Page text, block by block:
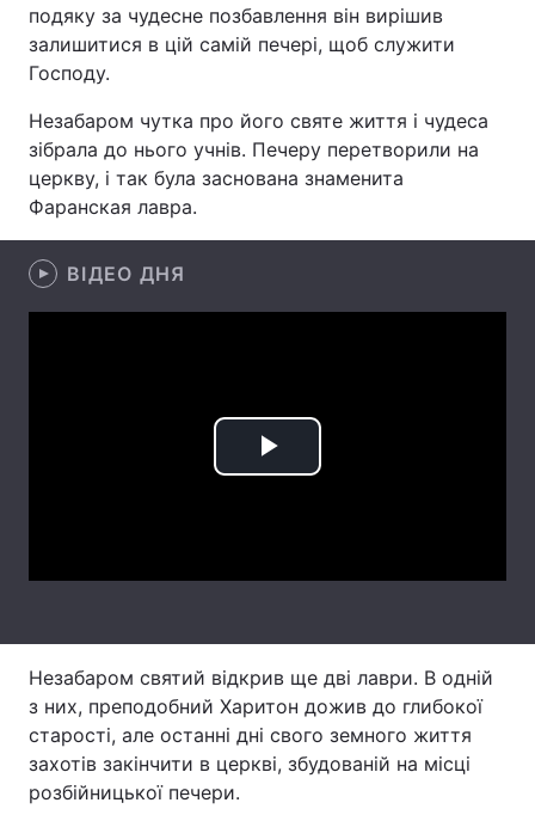
Техно і зв'язок Лайт
Зброя
Здоров'я Туризм
Цікавинки Погода
Лонгріди
подяку за чудесне позбавлення він вирішив
залишитися в цій самій печері, щоб служити
Господу.
Незабаром чутка про його святе життя і чудеса
зібрала до нього учнів. Печеру перетворили на
церкву, і так була заснована знаменита
Фаранская лавра.
ВІДЕО ДНЯ
Play
Незабаром святий відкрив ще дві лаври. В одній
з них, преподобний Харитон дожив до глибокої
старості, але останні дні свого земного життя
захотів закінчити в церкві, збудованій на місці
розбійницької печери.